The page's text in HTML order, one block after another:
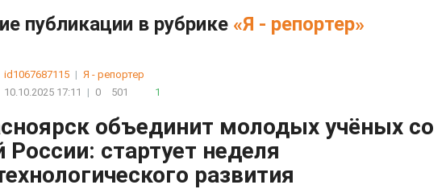
публикации в рубрике «Я - репортер»
id1067687115 | Я - репортер
10.10.2025 17:11
| 0 501 1
объединит молодых учёных со
России: стартует неделя
развития